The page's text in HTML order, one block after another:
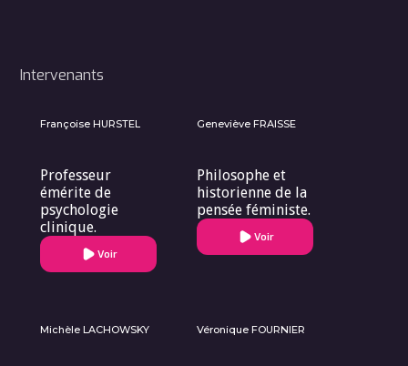
Intervenants
Françoise HURSTEL
Professeur
émérite de
psychologie
clinique.
Voir
Geneviève FRAISSE
Philosophe et
historienne de la
pensée féministe.
Voir
Michèle LACHOWSKY Véronique FOURNIER